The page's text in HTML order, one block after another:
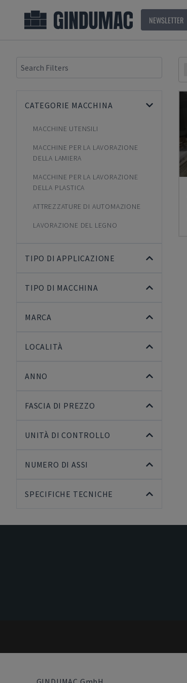
NEWSLETTER
CATEGORIE MACCHINA
MACCHINE UTENSILI
MACCHINE PER LA LAVORAZIONE
DELLA LAMIERA
MACCHINE PER LA LAVORAZIONE
DELLA PLASTICA
ATTREZZATURE DI AUTOMAZIONE
LAVORAZIONE DEL LEGNO
TIPO DI APPLICAZIONE
TIPO DI MACCHINA
MARCA
LOCALITÀ
ANNO
FASCIA DI PREZZO
UNITÀ DI CONTROLLO
NUMERO DI ASSI
SPECIFICHE TECNICHE